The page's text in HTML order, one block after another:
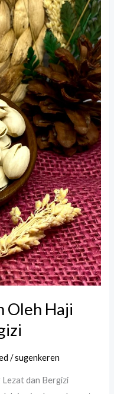
Oleh Haji
/sugenkeren
Lezat dan Bergizi